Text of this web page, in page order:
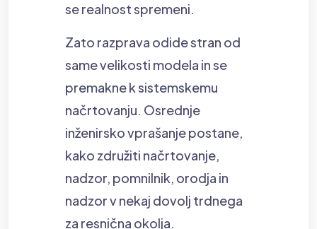
se realnost spremeni.
Zato razprava odide stran od
same velikosti modela in se
premakne k sistemskemu
načrtovanju. Osrednje
inženirsko vprašanje postane,
kako združiti načrtovanje,
nadzor, pomnilnik, orodja in
nadzor v nekaj dovolj trdnega
za resnična okolja.